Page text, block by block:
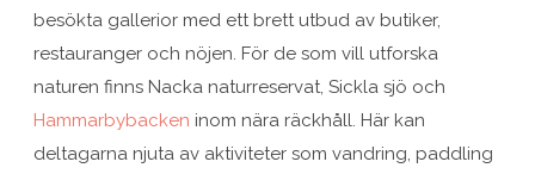
besökta gallerior med ett brett utbud av butiker,
restauranger och nöjen. För de som vill utforska
naturen finns Nacka naturreservat, Sickla sjö och
Hammarbybacken inom nära räckhåll. Här kan
deltagarna njuta av aktiviteter som vandring, paddling